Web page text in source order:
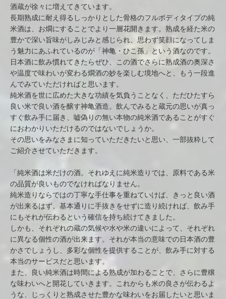
酒蔵が徐々に増えてきています。
長期熟成に耐え得るしっかりとした骨格のフルボディタイプの純
米酒は、お燗にすることでより一層花開きます。熟成を経た米の
豊かで深い旨味がしみじみと感じられ、思わず笑顔になってしま
う魅力にあふれているのが「神亀・ひこ孫」という酒なのです。
日本酒に飲み慣れてきたらぜひ、この酒でさらに熟成酒の奥深さ
や温度で味わいが変わる燗酒の妙を楽しむ境地へと、もう一段進
んでみていただければと思います。
純米酒を世に広めた大きな功績を気負うことなく、ただひたすら
良い米で良い酒を醸す神亀酒造。飲んでみると蔵元の思いが真っ
すぐ飲み手に届き、嘘偽りの無い本物の純米酒であることがすぐ
におわかりいただけるのではないでしょうか。
その思いをみなさまに知っていただきたいと思い、一部抜粋して
ご紹介させていただきます。
「純米酒は米だけの酒。それゆえに純米造りでは、原料である米
の品質が良いものでなければなりません。
純米造りならではの丁寧な手仕事を重ねていけば、きっと良い酒
が出来るはず。基本通りに手抜きをせずに造り続ければ、飲み手
にもそれが伝わるという確信を持ち続けてきました。
しかも、それぞれの蔵の気候や水や米の違いによって、それぞれ
に異なる個性の酒が出来ます。それが本当の意味での日本酒の豊
かさでしょうし、多彩な個性を提供することが、飲み手に対する
本当のサービスだと思います。
また、良い純米酒は時間による熟成が加わることで、さらに豊穣
な味わいへと開花していきます。これからも米の良さが伝わるよ
うな、じっくりと熟成させた豊かな味わいをお届したいと思いま